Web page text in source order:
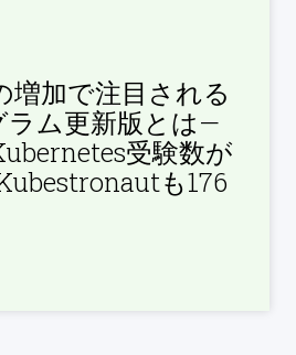
増加で注目される
ラム更新版とは—
受験数が
も176